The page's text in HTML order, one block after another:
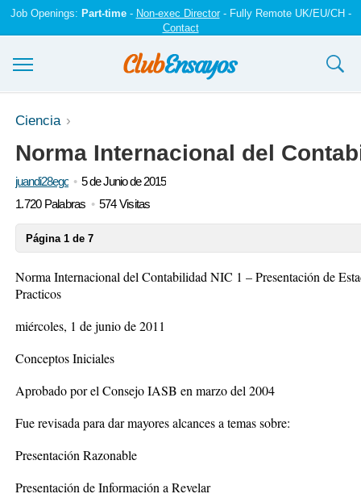
Job Openings: Part-time- Non-exec Director- Fully Remote UK/EU/CH -
Contact
Ensayos y trabajos
Registrarse
Iniciar sesión
Ciencia
Norma Internacional del
juandi28ego
5 de Junio de 2015
1.720 Palabras
574 Visitas
Página 1 de 7
Norma Internacional del Contabilidad NIC 1 – Presentación de
Practicos
miércoles, 1 de junio de 2011
Conceptos Iniciales
Aprobado por el Consejo IASB en marzo del 2004
Fue revisada para dar mayores alcances a temas sobre:
Presentación Razonable
Presentación de Información a Revelar